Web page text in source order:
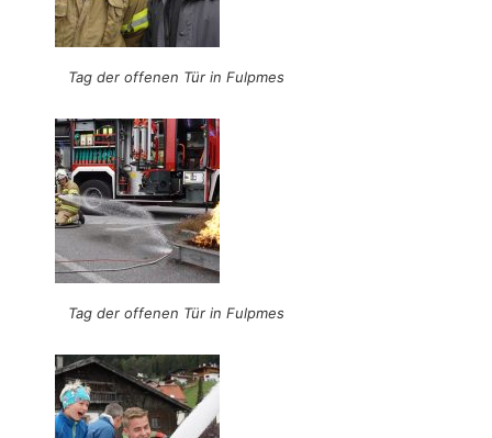
Tag der offenen Tür in Fulpmes
Tag der offenen Tür in Fulpmes